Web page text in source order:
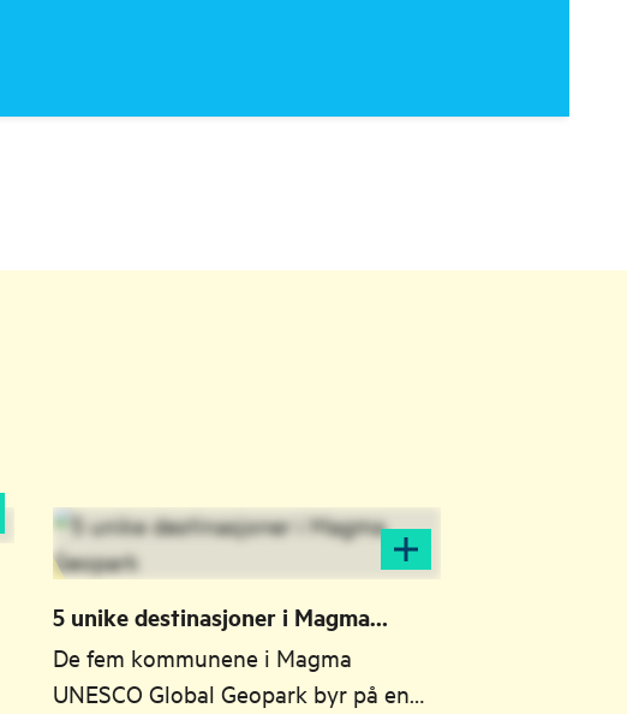
5 unike destinasjoner i Magma
Geopark
De fem kommunene i Magma
UNESCO Global Geopark byr på en